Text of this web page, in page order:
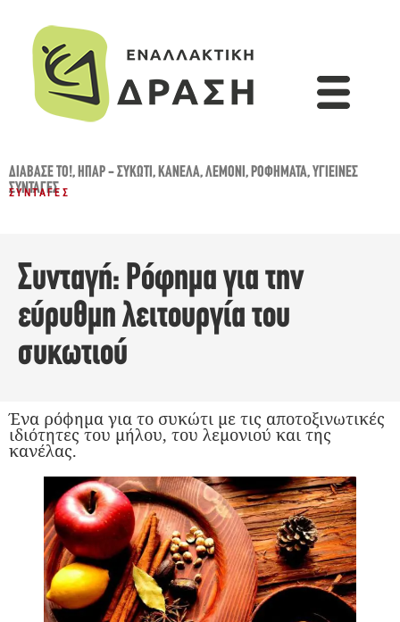
ΔΙΆΒΑΣΈ ΤΟ!,ΗΠΑΡ - ΣΥΚΏΤΙ,ΚΑΝΈΛΑ,ΛΕΜΌΝΙ,ΡΟΦΉΜΑΤΑ,ΥΓΙΕΙΝΈΣ
ΣΥΝΤΑΓΈΣ
ΣΥΝΤΑΓΈΣ
Συνταγή: Ρόφημα για την
εύρυθμη λειτουργία του
συκωτιού
Ένα ρόφημα για το συκώτι με τις αποτοξινωτικές
ιδιότητες του μήλου, του λεμονιού και της
κανέλας.